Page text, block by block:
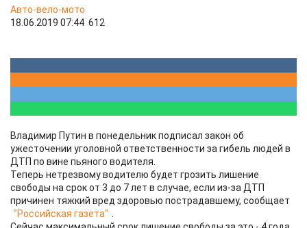
Авто-вело-мото
18.06.2019 07:44 612
Владимир Путин в понедельник подписал закон об
ужесточении уголовной ответственности за гибель людей в
ДТП по вине пьяного водителя.
Теперь нетрезвому водителю будет грозить лишение
свободы на срок от 3 до 7 лет в случае, если из-за ДТП
причинен тяжкий вред здоровью пострадавшему, сообщает
"Российская газета"